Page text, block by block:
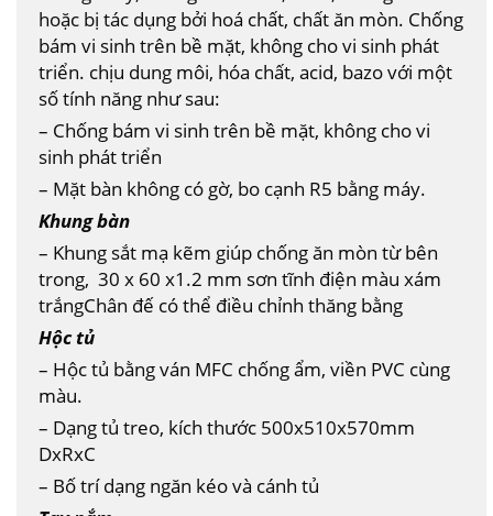
hoặc bị tác dụng bởi hoá chất, chất ăn mòn. Chống
bám vi sinh trên bề mặt, không cho vi sinh phát
triển. chịu dung môi, hóa chất, acid, bazo với một
số tính năng như sau:
– Chống bám vi sinh trên bề mặt, không cho vi
sinh phát triển
– Mặt bàn không có gờ, bo cạnh R5 bằng máy.
Khung bàn
– Khung sắt mạ kẽm giúp chống ăn mòn từ bên
trong, 30 x 60 x1.2 mm sơn tĩnh điện màu xám
trắngChân đế có thể điều chỉnh thăng bằng
Hộc tủ
– Hộc tủ bằng ván MFC chống ẩm, viền PVC cùng
màu.
– Dạng tủ treo, kích thước 500x510x570mm
DxRxC
– Bố trí dạng ngăn kéo và cánh tủ